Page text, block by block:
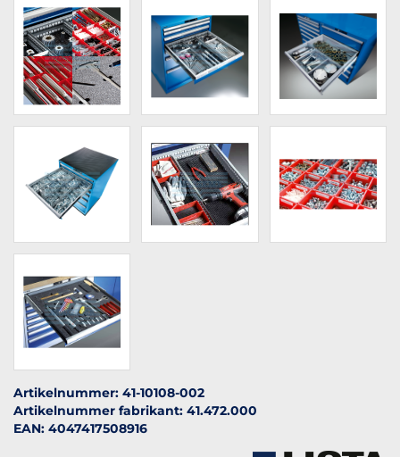
Artikelnummer: 41-10108-002
Artikelnummer fabrikant: 41.472.000
EAN: 4047417508916